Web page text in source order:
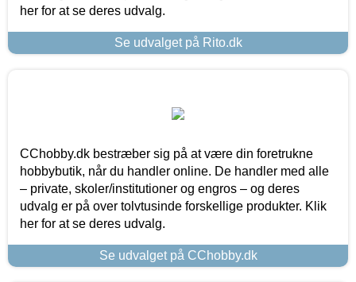
her for at se deres udvalg.
Se udvalget på Rito.dk
CChobby.dk bestræber sig på at være din foretrukne
hobbybutik, når du handler online. De handler med alle
– private, skoler/institutioner og engros – og deres
udvalg er på over tolvtusinde forskellige produkter. Klik
her for at se deres udvalg.
Se udvalget på CChobby.dk